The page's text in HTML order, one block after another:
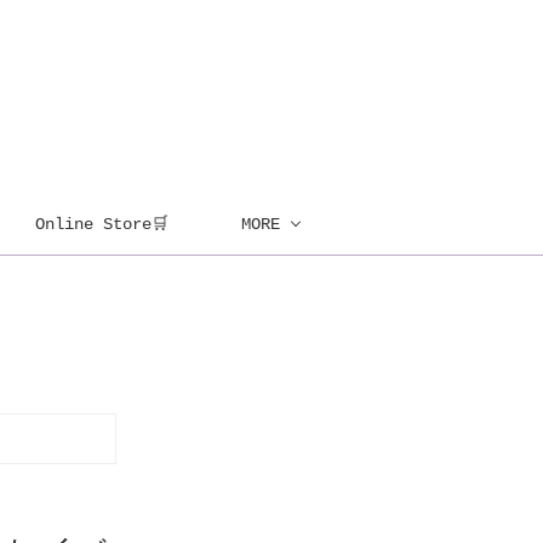
Online Store🛒 MORE